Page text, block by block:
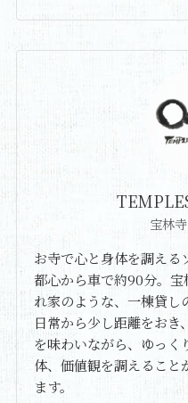
宝林
お寺で心と身体を調える
都心から車で約90分。
れ家のような、一棟貸し
日常から少し距離をお
を味わいながら、ゆっく
体、価値観を調えること
ます。